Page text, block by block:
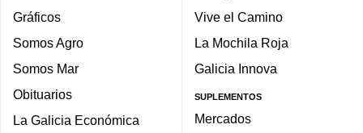
Gráficos
Somos Agro
Somos Mar
Obituarios
La Galicia Económica
Vive el Camino
La Mochila Roja
Galicia Innova
SUPLEMENTOS
Mercados